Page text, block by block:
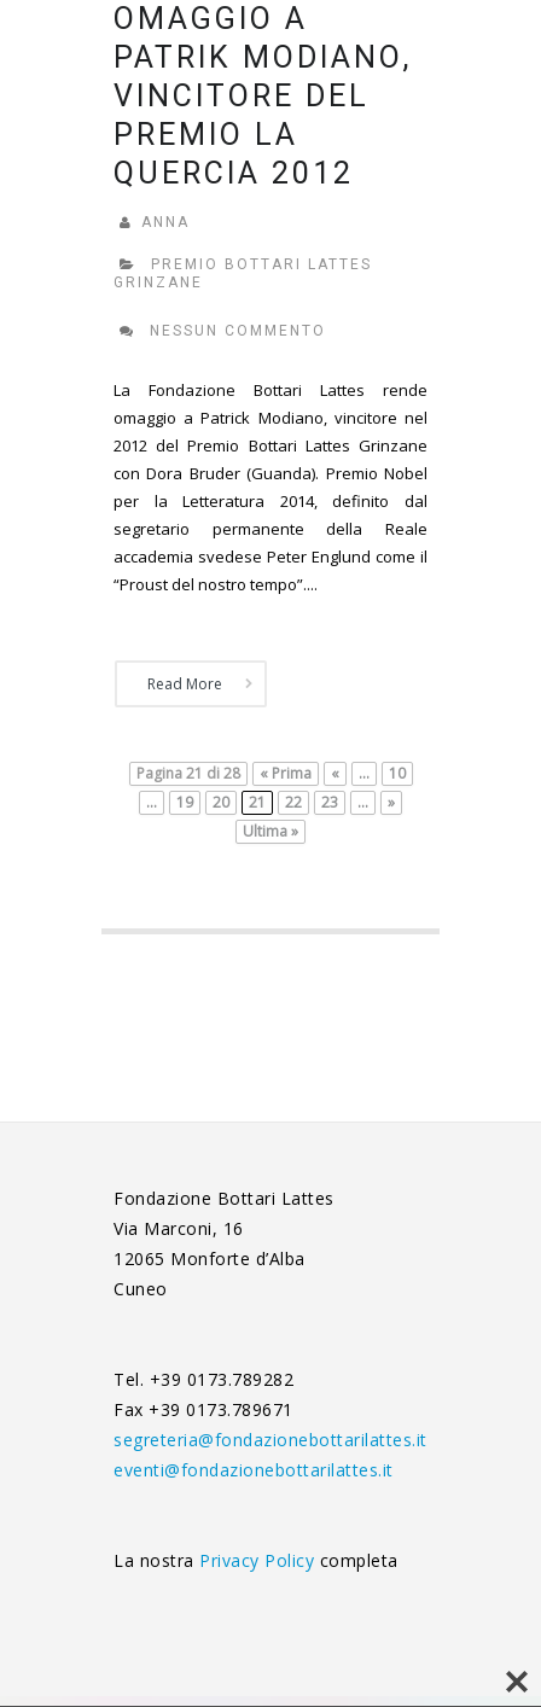
OMAGGIO A
PATRIK MODIANO,
VINCITORE DEL
PREMIO LA
QUERCIA 2012
ANNA
PREMIO BOTTARI LATTES
GRINZANE
NESSUN COMMENTO
La Fondazione Bottari Lattes rende
omaggio a Patrick Modiano, vincitore nel
2012 del Premio Bottari Lattes Grinzane
con Dora Bruder (Guanda). Premio Nobel
per la Letteratura 2014, definito dal
segretario permanente della Reale
accademia svedese Peter Englund come il
“Proust del nostro tempo”....
Read More
Pagina 21 di 28 « Prima « ...
10
...
19 20 21 22 23 ...
»
Ultima »
Fondazione Bottari Lattes
Via Marconi, 16
12065 Monforte d’Alba
Cuneo
Tel. +39 0173.789282
Fax +39 0173.789671
segreteria@fondazionebottarilattes.it
eventi@fondazionebottarilattes.it
La nostra Privacy Policy completa